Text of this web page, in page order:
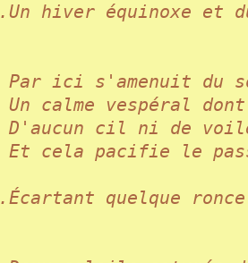
.Un hiver équinoxe
Par ici s'amenuit
Un calme vespéral
D'aucun cil ni de
Et cela pacifie le
.Écartant quelque